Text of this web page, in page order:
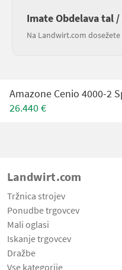
Imate Obdelava tal
Na Landwirt.com
26.440 €
Landwirt.com
Tržnica strojev
Ponudbe trgovcev
Mali oglasi
Iskanje trgovcev
Dražbe
Vse kategorije